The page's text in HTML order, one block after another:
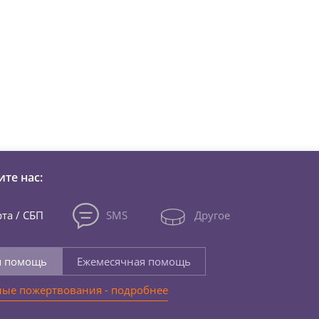
нас:
/ СБП SMS Другое
помощь
Ежемесячная помощь
пожертвования - подробнее